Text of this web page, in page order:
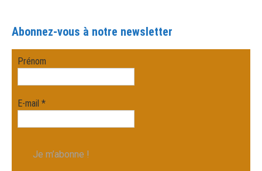
Abonnez-vous à notre newsletter
Prénom
E-mail*